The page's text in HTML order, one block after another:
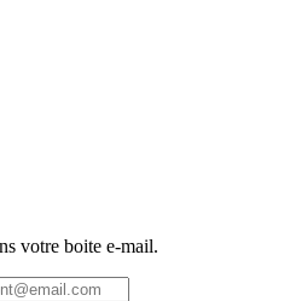
votre boite e-mail.